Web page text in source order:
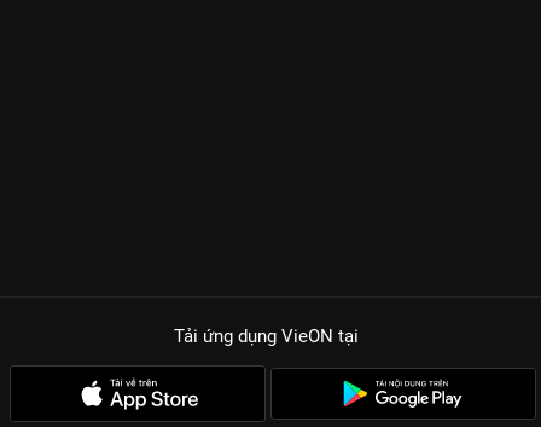
Tải ứng dụng VieON tại